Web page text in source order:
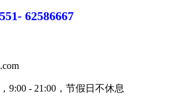
62586667
9:00 - 21:00，节假日不休息